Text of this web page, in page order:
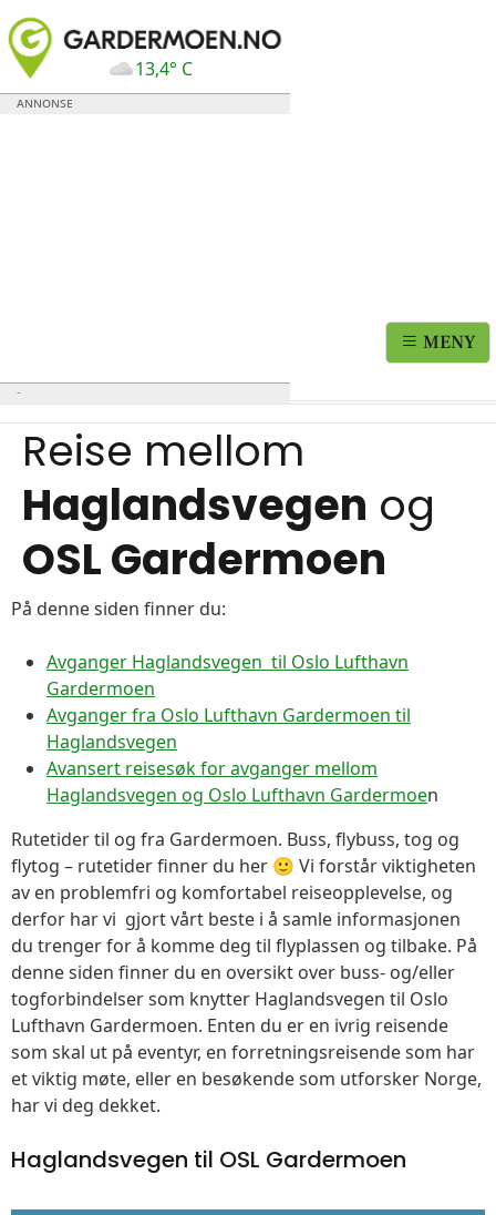
13,4° C
MENY
Reise mellom
Haglandsvegen og
OSL Gardermoen
På denne siden finner du:
Avganger Haglandsvegen til Oslo Lufthavn
Gardermoen
Avganger fra Oslo Lufthavn Gardermoen til
Haglandsvegen
Avansert reisesøk for avganger mellom
Haglandsvegen og Oslo Lufthavn Gardermoen
Rutetider til og fra Gardermoen. Buss, flybuss, tog og
flytog – rutetider finner du her 🙂 Vi forstår viktigheten
av en problemfri og komfortabel reiseopplevelse, og
derfor har vi gjort vårt beste i å samle informasjonen
du trenger for å komme deg til flyplassen og tilbake. På
denne siden finner du en oversikt over buss- og/eller
togforbindelser som knytter Haglandsvegen til Oslo
Lufthavn Gardermoen. Enten du er en ivrig reisende
som skal ut på eventyr, en forretningsreisende som har
et viktig møte, eller en besøkende som utforsker Norge,
har vi deg dekket.
Haglandsvegen til OSL Gardermoen